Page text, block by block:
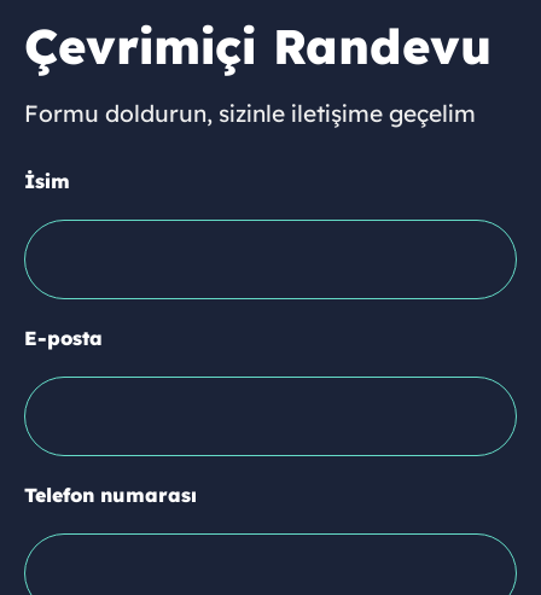
Çevrimiçi Randevu
Formu doldurun, sizinle iletişime geçelim
İsim
E-posta
Telefon numarası